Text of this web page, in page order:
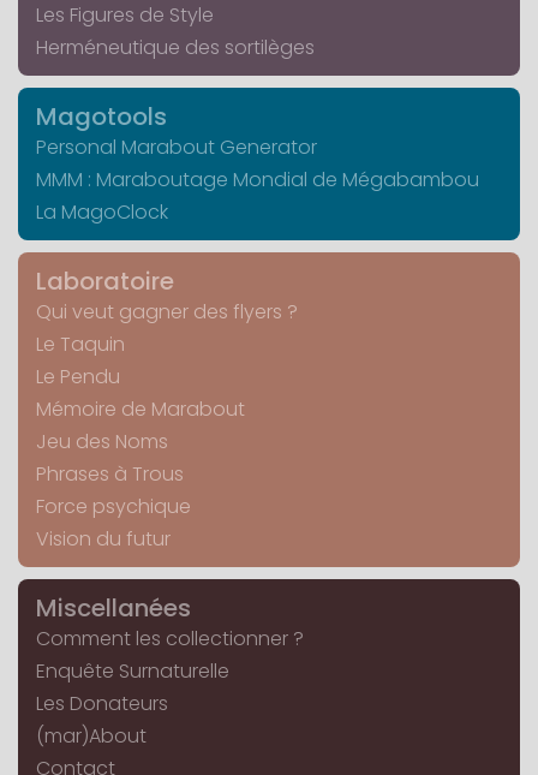
Les Figures de Style
Herméneutique des sortilèges
Magotools
Personal Marabout Generator
MMM : Maraboutage Mondial de Mégabambou
La MagoClock
Laboratoire
Qui veut gagner des flyers ?
Le Taquin
Le Pendu
Mémoire de Marabout
Jeu des Noms
Phrases à Trous
Force psychique
Vision du futur
Miscellanées
Comment les collectionner ?
Enquête Surnaturelle
Les Donateurs
(mar)About
Contact